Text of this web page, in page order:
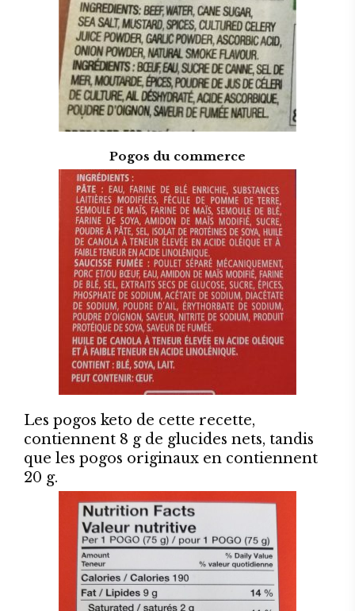
Pogos du commerce
Les pogos keto de cette recette,
contiennent 8 g de glucides nets, tandis
que les pogos originaux en contiennent
20 g.